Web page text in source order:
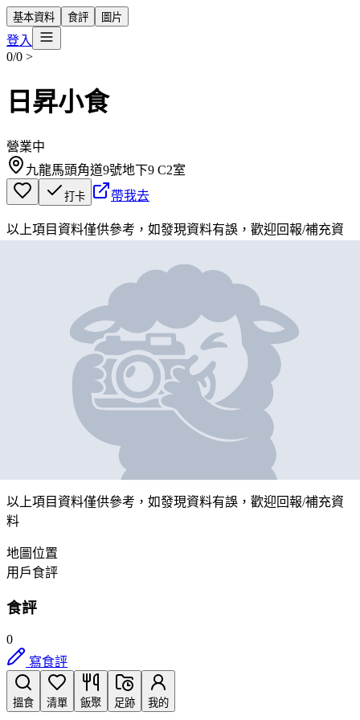
基本資料 食評 圖片
登入
0/0 >
日昇小食
營業中
九龍馬頭角道9號地下9 C2室
打卡 帶我去
以上項目資料僅供參考，如發現資料有誤，歡迎回報/補充資
日昇小食
九龍馬頭角道9號地下9 C2室
帶我去
以上項目資料僅供參考，如發現資料有誤，歡迎回報/補充資
料
地圖位置
用戶食評
食評
0
寫食評
搵食 清單 飯聚 足跡 我的